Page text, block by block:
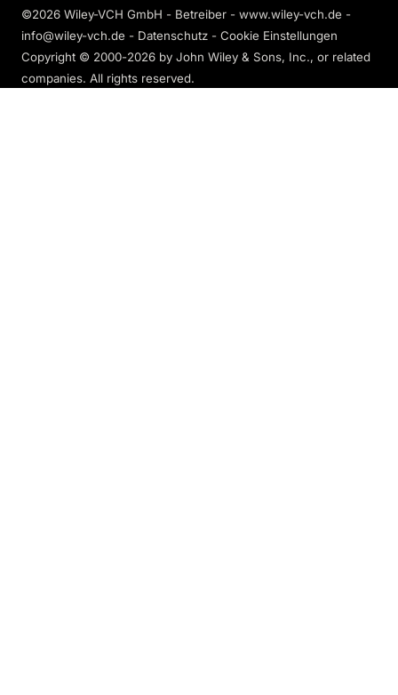
©2026 Wiley-VCH GmbH - Betreiber - www.wiley-vch.de -
info@wiley-vch.de - Datenschutz - Cookie Einstellungen
Copyright © 2000-2026 by John Wiley & Sons, Inc., or related
companies. All rights reserved.